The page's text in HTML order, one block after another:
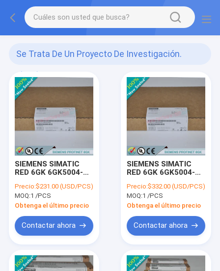
Se Trata De Un Proyecto De Investigación.
(160)
SIEMENS SIMATIC
RED 6GK 6GK5004-
6GK50041BD001AB2
Precio:$231.00 (USD/PCS)
MOQ:1 /PCS
Obtenga el último precio
Contactar ahora
SIEMENS SIMATIC
RED 6GK 6GK5004-
6GK50041BF001AB2
Precio:$332.00 (USD/PCS)
MOQ:1 /PCS
Obtenga el último precio
Contactar ahora